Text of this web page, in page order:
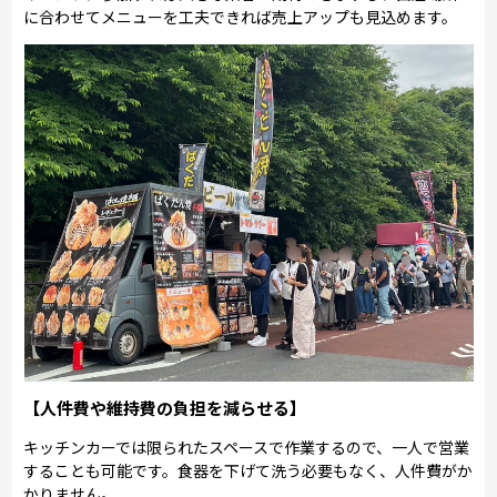
に合わせてメニューを工夫できれば売上アップも見込めます。
【人件費や維持費の負担を減らせる】
キッチンカーでは限られたスペースで作業するので、一人で営業
することも可能です。食器を下げて洗う必要もなく、人件費がか